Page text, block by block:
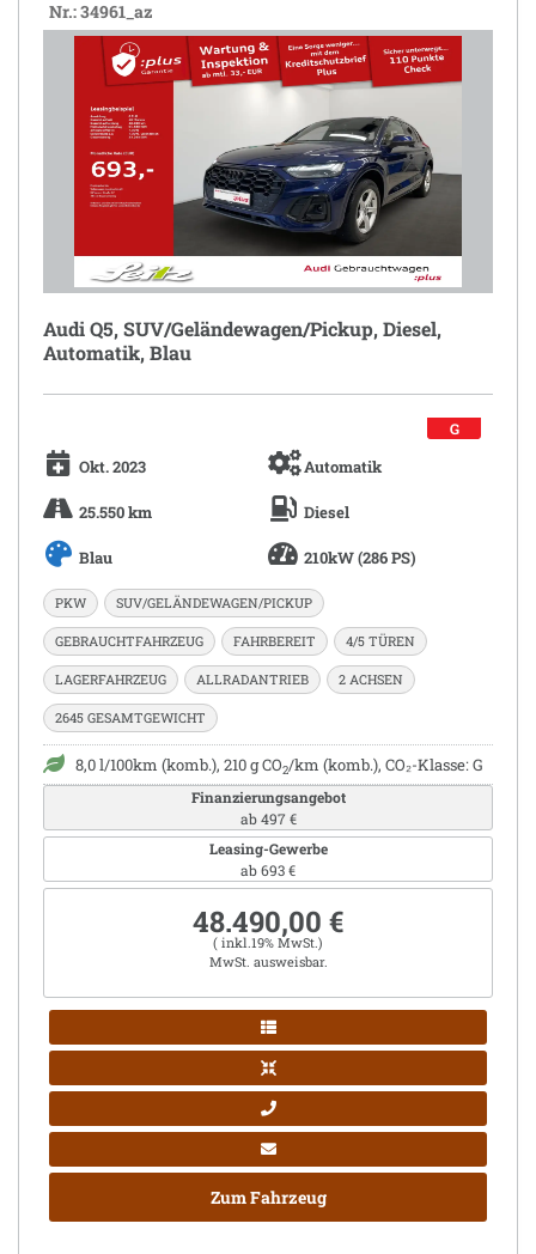
Nr.: 34961_az
Audi Q5, SUV/Geländewagen/Pickup, Diesel,
Automatik, Blau
Okt. 2023 Automatik
25.550 km Diesel
Blau 210kW (286 PS)
G
PKW SUV/GELÄNDEWAGEN/PICKUP
GEBRAUCHTFAHRZEUG FAHRBEREIT 4/5 TÜREN
LAGERFAHRZEUG ALLRADANTRIEB 2 ACHSEN
2645 GESAMTGEWICHT
8,0 l/100km (komb.), 210 g CO2/km (komb.), CO₂-Klasse: G
Finanzierungsangebot
ab 497 €
Leasing-Gewerbe
ab 693 €
48.490,00 €
( inkl.19% MwSt.)
MwSt. ausweisbar.
Zum Fahrzeug